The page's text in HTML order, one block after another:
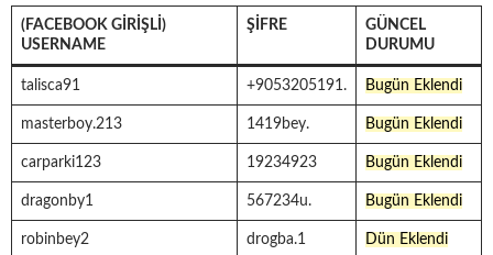
(FACEBOOK GIRIŞLI)
USERNAME
ŞIFRE
GÜNCEL
DURUMU
talisca91 +9053205191. Bugün Eklendi
masterboy.213 1419bey. Bugün Eklendi
carparki123 19234923 Bugün Eklendi
dragonby1 567234u. Bugün Eklendi
robinbey2 drogba.1 Dün Eklendi